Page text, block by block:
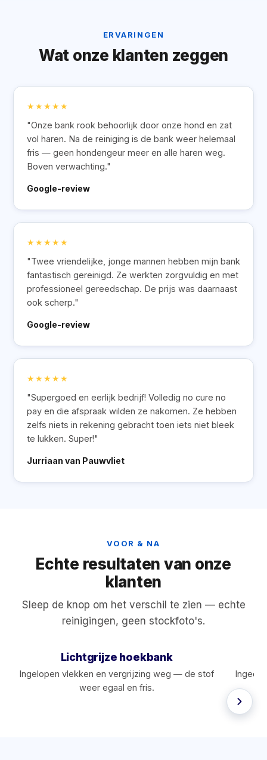
ERVARINGEN
Wat onze klanten zeggen
★★★★★
"Onze bank rook behoorlijk door onze hond en zat
vol haren. Na de reiniging is de bank weer helemaal
fris — geen hondengeur meer en alle haren weg.
Boven verwachting."
Google-review
★★★★★
"Twee vriendelijke, jonge mannen hebben mijn bank
fantastisch gereinigd. Ze werkten zorgvuldig en met
professioneel gereedschap. De prijs was daarnaast
ook scherp."
Google-review
★★★★★
"Supergoed en eerlijk bedrijf! Volledig no cure no
pay en die afspraak wilden ze nakomen. Ze hebben
zelfs niets in rekening gebracht toen iets niet bleek
te lukken. Super!"
Jurriaan van Pauwvliet
VOOR & NA
Echte resultaten van onze
klanten
Sleep de knop om het verschil te zien — echte
reinigingen, geen stockfoto's.
Lichtgrijze hoekbank
Ingelopen vlekken en vergrijzing weg — de stof
weer egaal en fris.
VOOR